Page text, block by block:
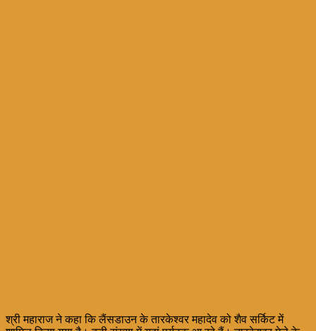
श्री महाराज ने कहा कि लैंसडाउन के तारकेश्वर महादेव को शैव सर्किट में